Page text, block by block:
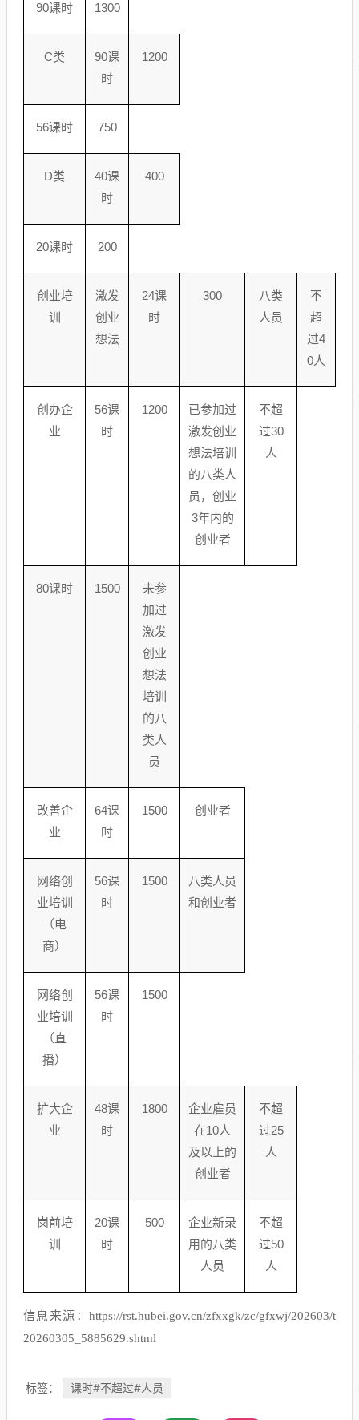
90课时 1300
C类 90课
时
1200
56课时 750
D类 40课
时
400
20课时 200
创业培
训
激发
创业
想法
24课
时
300
八类
人员
不
超
过4
0人
创办企
业
56课
时
1200
已参加过
激发创业
想法培训
的八类人
员，创业
3年内的
创业者
不超
过30
人
80课时 1500
未参
加过
激发
创业
想法
培训
的八
类人
员
改善企
业
64课
时
1500 创业者
网络创
业培训
（电
商）
56课
时
1500
八类人员
和创业者
网络创
业培训
（直
播）
56课
时
1500
扩大企
业
48课
时
1800
企业雇员
在10人
及以上的
创业者
不超
过25
人
岗前培
训
20课
时
500
企业新录
用的八类
人员
不超
过50
人
信息来源：https://rst.hubei.gov.cn/zfxxgk/zc/gfxwj/202603/t
20260305_5885629.shtml
标签： 课时#不超过#人员